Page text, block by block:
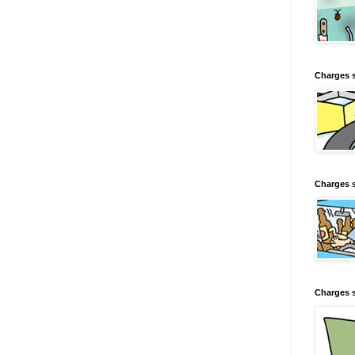
Charges
Charges
Charges